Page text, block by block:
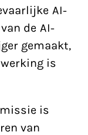
AI-
de AI-
gemaakt,
is
is
van